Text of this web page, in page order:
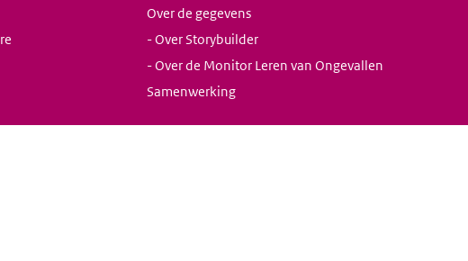
Over de gegevens
- Over Storybuilder
- Over de Monitor Leren van Ongevallen
Samenwerking